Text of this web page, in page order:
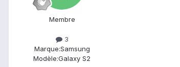
Membre
3
Marque:Samsung
Modèle:Galaxy S2